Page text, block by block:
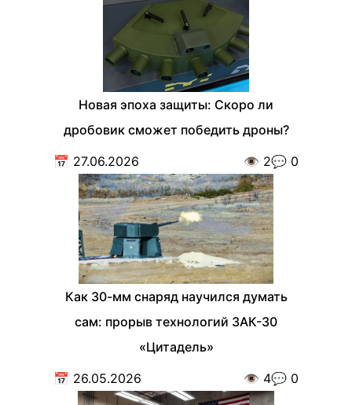
Новая эпоха защиты: Скоро ли
дробовик сможет победить дроны?
📅 27.06.2026 👁️ 2💬 0
Как 30-мм снаряд научился думать
сам: прорыв технологий ЗАК-30
«Цитадель»
📅 26.05.2026 👁️ 4💬 0